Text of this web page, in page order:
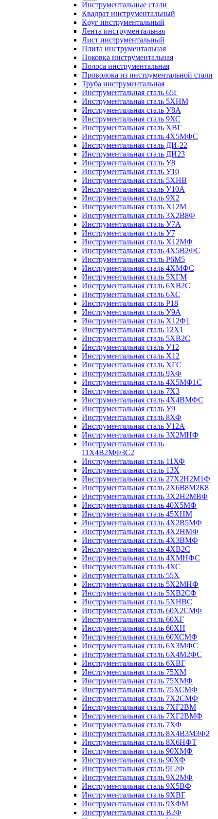
Инструментальные стали
Квадрат инструментальный
Круг инструментальный
Лента инструментальная
Лист инструментальный
Плита инструментальная
Поковка инструментальная
Полоса инструментальная
Проволока из инструментальной стали
Труба инструментальная
Инструментальная сталь 65Г
Инструментальная сталь 5ХНМ
Инструментальная сталь У8А
Инструментальная сталь 9ХС
Инструментальная сталь ХВГ
Инструментальная сталь 4Х5МФС
Инструментальная сталь ДИ-22
Инструментальная сталь ДИ23
Инструментальная сталь У8
Инструментальная сталь У10
Инструментальная сталь 5ХНВ
Инструментальная сталь У10А
Инструментальная сталь 9Х2
Инструментальная сталь Х12М
Инструментальная сталь 3Х2В8Ф
Инструментальная сталь У7А
Инструментальная сталь У7
Инструментальная сталь Х12МФ
Инструментальная сталь 4Х5В2ФС
Инструментальная сталь Р6М5
Инструментальная сталь 4ХМФС
Инструментальная сталь 5ХГМ
Инструментальная сталь 6ХВ2С
Инструментальная сталь 6ХС
Инструментальная сталь Р18
Инструментальная сталь У9А
Инструментальная сталь Х12Ф1
Инструментальная сталь 12Х1
Инструментальная сталь 5ХВ2С
Инструментальная сталь У12
Инструментальная сталь Х12
Инструментальная сталь ХГС
Инструментальная сталь 9ХФ
Инструментальная сталь 4Х5МФ1С
Инструментальная сталь 7Х3
Инструментальная сталь 4Х4ВМФС
Инструментальная сталь У9
Инструментальная сталь 8ХФ
Инструментальная сталь У12А
Инструментальная сталь 3Х2МНФ
Инструментальная сталь
11Х4В2МФ3С2
Инструментальная сталь 11ХФ
Инструментальная сталь 13Х
Инструментальная сталь 27Х2Н2М1Ф
Инструментальная сталь 2Х6В8М2К8
Инструментальная сталь 3Х2Н2МВФ
Инструментальная сталь 40Х5МФ
Инструментальная сталь 45ХНМ
Инструментальная сталь 4Х2В5МФ
Инструментальная сталь 4Х2НМФ
Инструментальная сталь 4Х3ВМФ
Инструментальная сталь 4ХВ2С
Инструментальная сталь 4ХМНФС
Инструментальная сталь 4ХС
Инструментальная сталь 55Х
Инструментальная сталь 5Х2МНФ
Инструментальная сталь 5ХВ2СФ
Инструментальная сталь 5ХНВС
Инструментальная сталь 60Х2СМФ
Инструментальная сталь 60ХГ
Инструментальная сталь 60ХН
Инструментальная сталь 60ХСМФ
Инструментальная сталь 6Х3МФС
Инструментальная сталь 6Х4М2ФС
Инструментальная сталь 6ХВГ
Инструментальная сталь 75ХМ
Инструментальная сталь 75ХМФ
Инструментальная сталь 75ХСМФ
Инструментальная сталь 7Х2СМФ
Инструментальная сталь 7ХГ2ВМ
Инструментальная сталь 7ХГ2ВМФ
Инструментальная сталь 7ХФ
Инструментальная сталь 8Х4В3М3Ф2
Инструментальная сталь 8Х6НФТ
Инструментальная сталь 90ХМФ
Инструментальная сталь 90ХФ
Инструментальная сталь 9Г2Ф
Инструментальная сталь 9Х2МФ
Инструментальная сталь 9Х5ВФ
Инструментальная сталь 9ХВГ
Инструментальная сталь 9ХФМ
Инструментальная сталь В2Ф